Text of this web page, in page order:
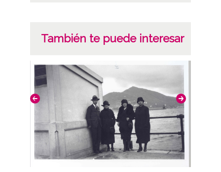
También te puede interesar